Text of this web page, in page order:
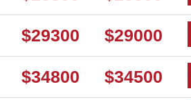
$29300 $29000
$34800 $34500